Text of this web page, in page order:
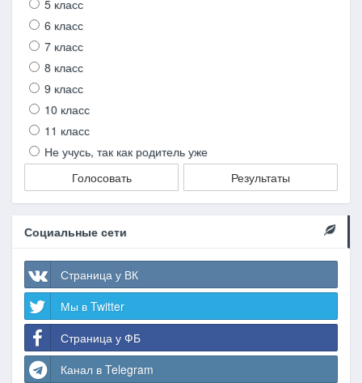
5 класс
6 класс
7 класс
8 класс
9 класс
10 класс
11 класс
Не учусь, так как родитель уже
Голосовать
Результаты
Социальные сети
Страница у ВК
Мы в Twitter
Страница у ФБ
Канал в Telegram